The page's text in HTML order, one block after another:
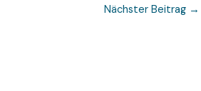
Nächster Beitrag →